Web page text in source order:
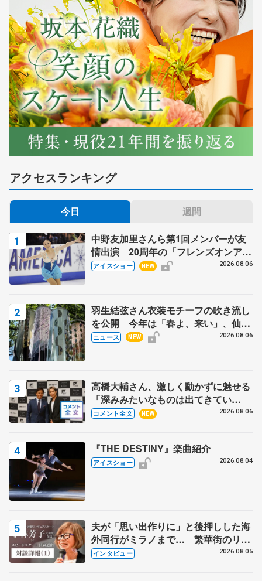
アクセスランキング
今日 週間
中野友加里さんら第1回メンバーが友
情出演 20周年の「フレンズオンアイ
ス」 宮本賢二さん、有川梨絵さん、
アイスショー NEW 2026.08.06
羽生結弦さん衣装モチーフの吹き流し
を公開 今年は「春よ、来い」、仙台
の瑞鳳殿
ニュース NEW 2026.08.06
高橋大輔さん、激しく動かずに魅せる
「深みみたいなものは出てきてい
る？」 〝兄さん〟と慕うレジェンド
コメント全文 NEW 2026.08.06
『THE DESTINY』楽曲紹介
アイスショー 2026.08.04
夫が「思い出作りに」と後押しした海
外同行がミラノまで… 繁華街のリン
クでは不良のお兄さんも味方に 小林
インタビュー 2026.08.05